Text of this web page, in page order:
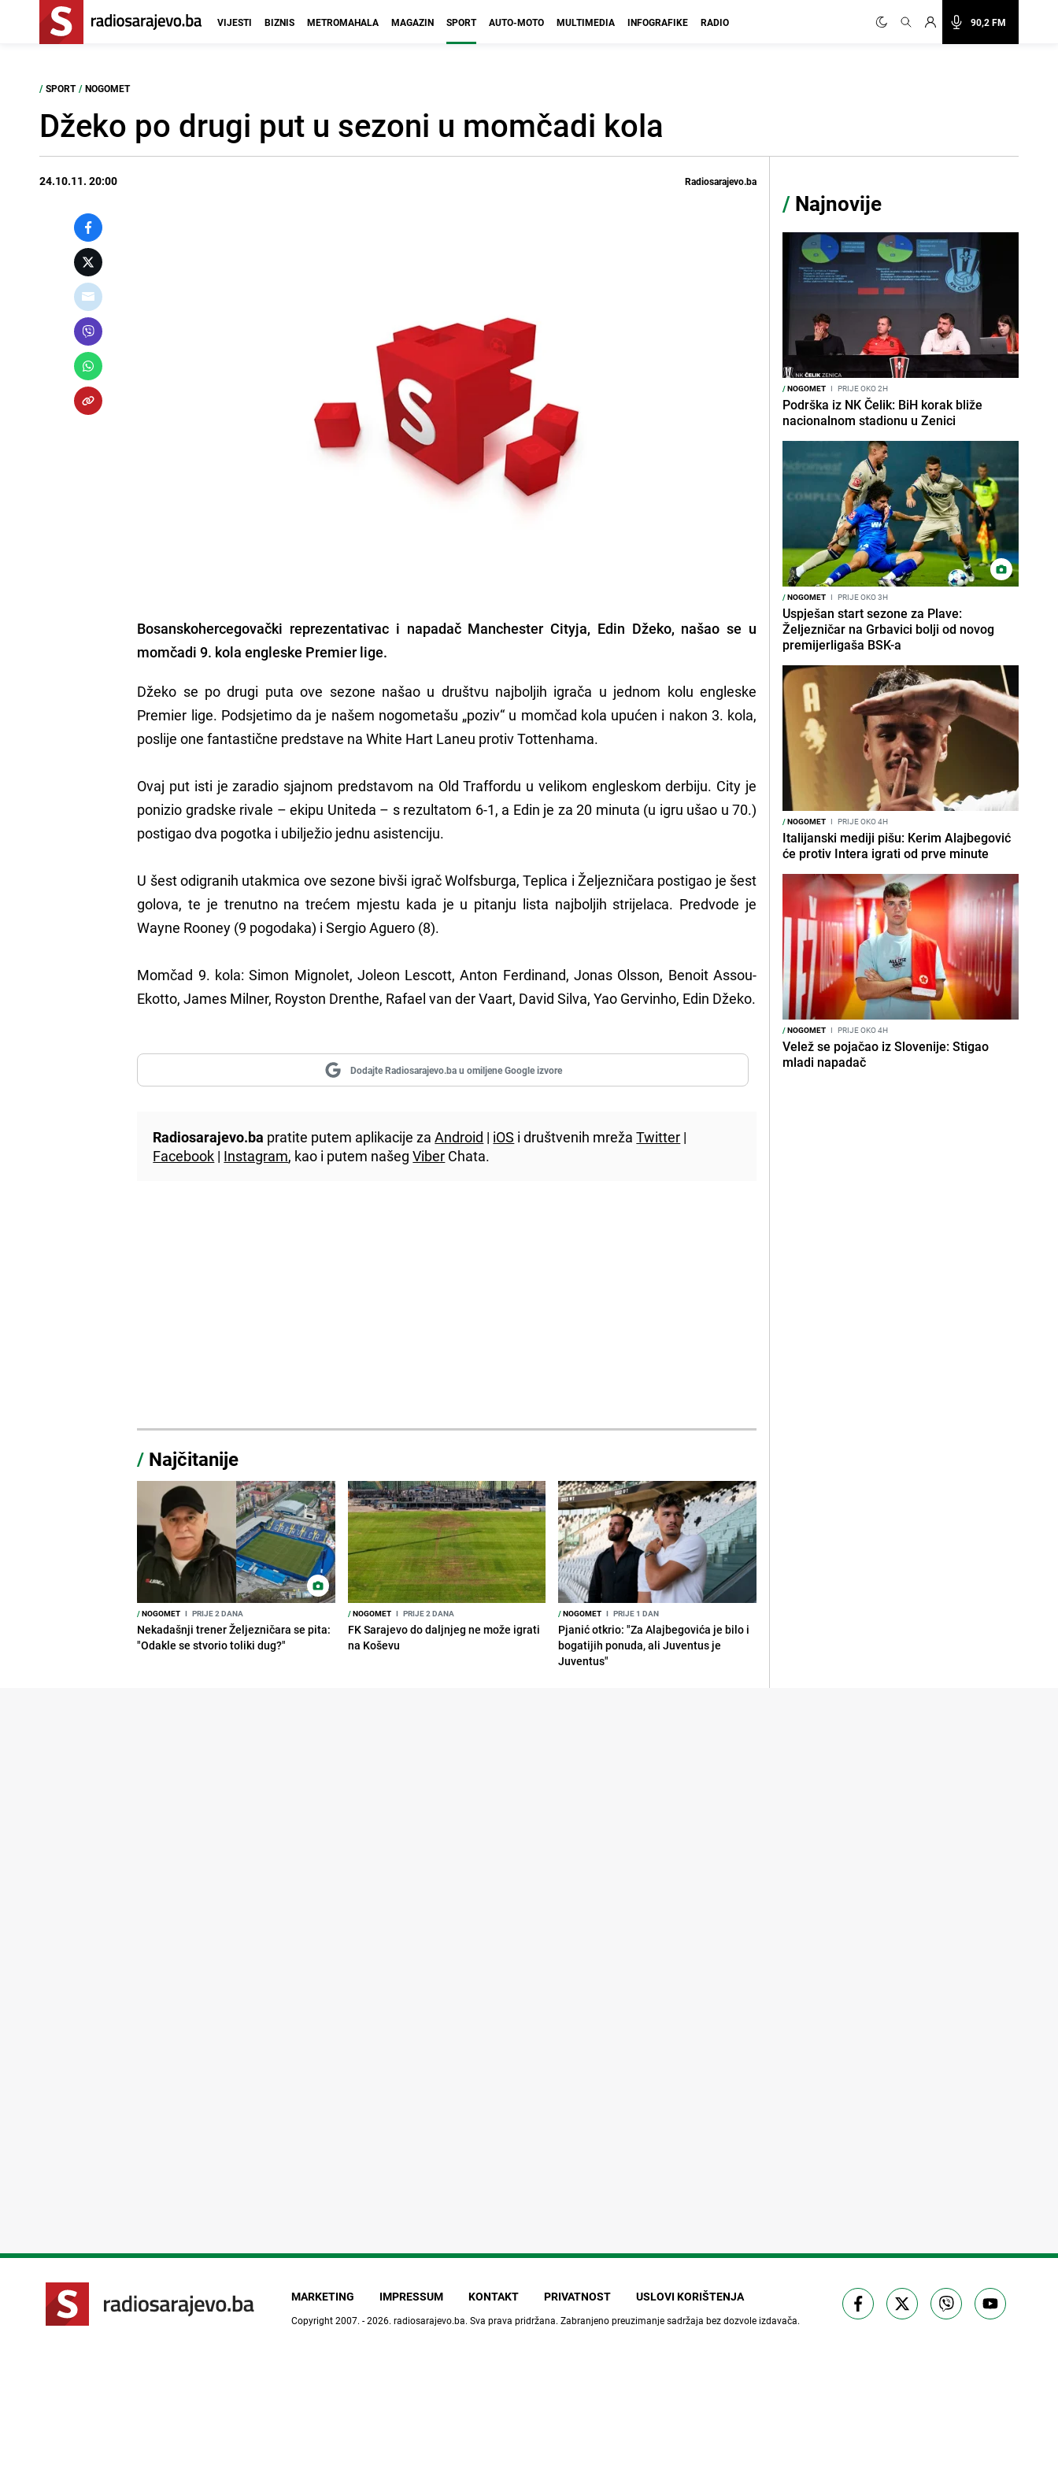
90,2 FM
VIJESTI BIZNIS METROMAHALA MAGAZIN SPORT AUTO-MOTO MULTIMEDIA INFOGRAFIKE RADIO
/ SPORT / NOGOMET
Džeko po drugi put u sezoni u momčadi kola
24.10.11. 20:00 Radiosarajevo.ba
Bosanskohercegovački reprezentativac i napadač Manchester Cityja, Edin Džeko, našao se u
momčadi 9. kola engleske Premier lige.
Džeko se po drugi puta ove sezone našao u društvu najboljih igrača u jednom kolu engleske
Premier lige. Podsjetimo da je našem nogometašu „poziv“ u momčad kola upućen i nakon 3. kola,
poslije one fantastične predstave na White Hart Laneu protiv Tottenhama.
Ovaj put isti je zaradio sjajnom predstavom na Old Traffordu u velikom engleskom derbiju. City je
ponizio gradske rivale – ekipu Uniteda – s rezultatom 6-1, a Edin je za 20 minuta (u igru ušao u 70.)
postigao dva pogotka i ubilježio jednu asistenciju.
U šest odigranih utakmica ove sezone bivši igrač Wolfsburga, Teplica i Željezničara postigao je šest
golova, te je trenutno na trećem mjestu kada je u pitanju lista najboljih strijelaca. Predvode je
Wayne Rooney (9 pogodaka) i Sergio Aguero (8).
Momčad 9. kola: Simon Mignolet, Joleon Lescott, Anton Ferdinand, Jonas Olsson, Benoit Assou-
Ekotto, James Milner, Royston Drenthe, Rafael van der Vaart, David Silva, Yao Gervinho, Edin Džeko.
Dodajte Radiosarajevo.ba u omiljene Google izvore
Radiosarajevo.ba pratite putem aplikacije zaAndroid | iOS i društvenih mrežaTwitter |
Facebook | Instagram, kao i putem našegViber Chata.
/ Najčitanije
/NOGOMET I PRIJE 2 DANA
Nekadašnji trener Željezničara se pita:
"Odakle se stvorio toliki dug?"
/NOGOMET I PRIJE 2 DANA
FK Sarajevo do daljnjeg ne može igrati
na Koševu
/NOGOMET I PRIJE 1 DAN
Pjanić otkrio: "Za Alajbegovića je bilo i
bogatijih ponuda, ali Juventus je
Juventus"
/ Najnovije
/NOGOMET I PRIJE OKO 2H
Podrška iz NK Čelik: BiH korak bliže
nacionalnom stadionu u Zenici
/NOGOMET I PRIJE OKO 3H
Uspješan start sezone za Plave:
Željezničar na Grbavici bolji od novog
premijerligaša BSK-a
/NOGOMET I PRIJE OKO 4H
Italijanski mediji pišu: Kerim Alajbegović
će protiv Intera igrati od prve minute
/NOGOMET I PRIJE OKO 4H
Velež se pojačao iz Slovenije: Stigao
mladi napadač
MARKETING IMPRESSUM KONTAKT PRIVATNOST USLOVI KORIŠTENJA
Copyright 2007. - 2026. radiosarajevo.ba. Sva prava pridržana. Zabranjeno preuzimanje sadržaja bez dozvole izdavača.